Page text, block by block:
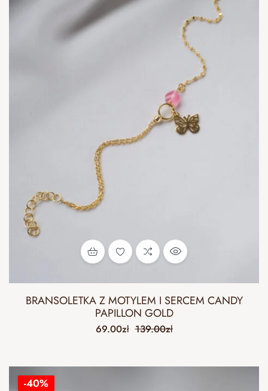
BRANSOLETKA Z MOTYLEM I SERCEM CANDY
PAPILLON GOLD
139.00zł
69.00zł
-40%